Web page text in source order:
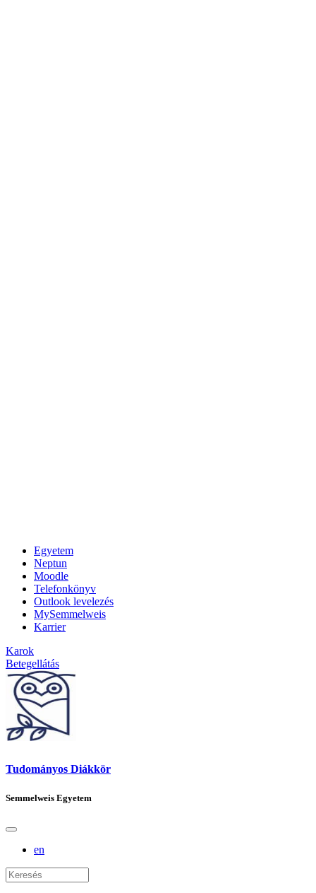
Egyetem
Neptun
Moodle
Telefonkönyv
Outlook levelezés
MySemmelweis
Karrier
Karok
Betegellátás
Tudományos Diákkör
Semmelweis Egyetem
en